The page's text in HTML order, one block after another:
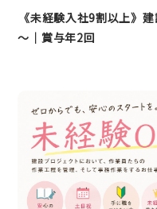
《未経験入社9割以上》
～│賞与年2回